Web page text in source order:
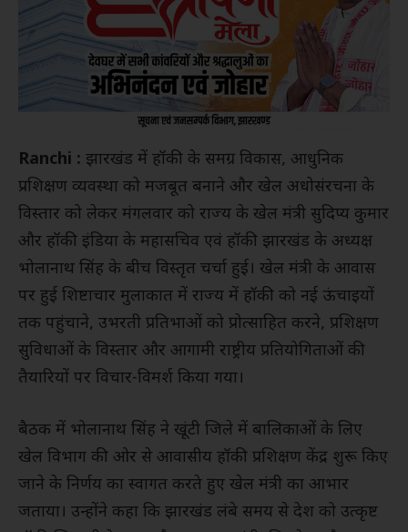
Ranchi : झारखंड में हॉकी के समग्र विकास, आधुनिक
प्रशिक्षण व्यवस्था को मजबूत बनाने और खेल अधोसंरचना के
विस्तार को लेकर मंगलवार को राज्य के खेल मंत्री सुदिप्य कुमार
और हॉकी इंडिया के महासचिव एवं हॉकी झारखंड के अध्यक्ष
भोलानाथ सिंह के बीच विस्तृत चर्चा हुई। खेल मंत्री के आवास
पर हुई शिष्टाचार मुलाकात में राज्य में हॉकी को नई ऊंचाइयों
तक पहुंचाने, उभरती प्रतिभाओं को प्रोत्साहित करने, प्रशिक्षण
सुविधाओं के विस्तार और आगामी राष्ट्रीय प्रतियोगिताओं की
तैयारियों पर विचार-विमर्श किया गया।
बैठक में भोलानाथ सिंह ने खूंटी जिले में बालिकाओं के लिए
खेल विभाग की ओर से आवासीय हॉकी प्रशिक्षण केंद्र शुरू किए
जाने के निर्णय का स्वागत करते हुए खेल मंत्री का आभार
जताया। उन्होंने कहा कि झारखंड लंबे समय से देश को उत्कृष्ट